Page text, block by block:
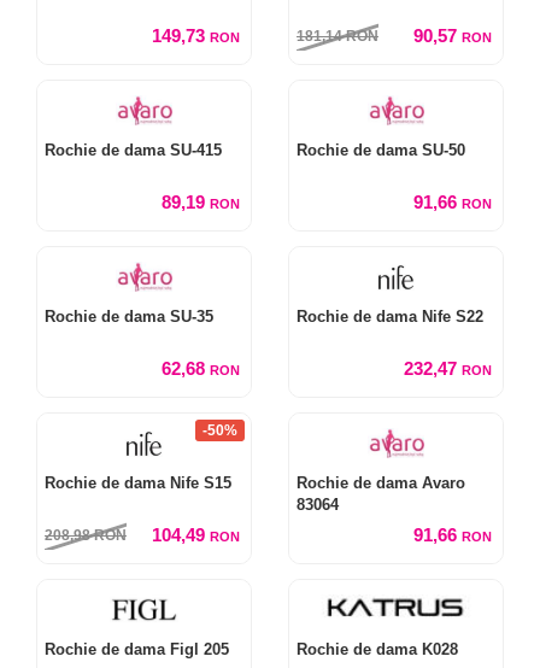
149,73 RON 181,14RON 90,57 RON
Rochie de dama SU-415
89,19 RON
Rochie de dama SU-50
91,66 RON
Rochie de dama SU-35
62,68 RON
Rochie de dama Nife S22
232,47 RON
-50%
Rochie de dama Nife S15
208,98RON 104,49 RON
Rochie de dama Avaro
83064
91,66 RON
Rochie de dama Figl 205 Rochie de dama K028